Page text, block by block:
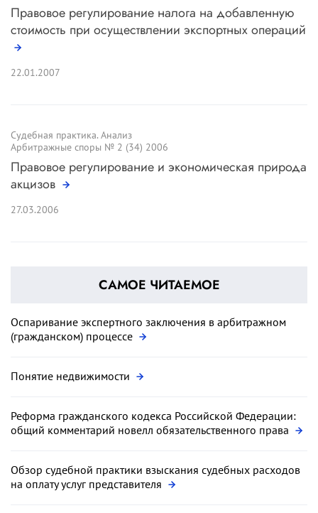
Правовое регулирование налога на добавленную
стоимость при осуществлении экспортных операций
22.01.2007
Судебная практика. Анализ
Арбитражные споры № 2 (34) 2006
Правовое регулирование и экономическая природа
акцизов
27.03.2006
САМОЕ ЧИТАЕМОЕ
Оспаривание экспертного заключения в арбитражном
(гражданском) процессе
Понятие недвижимости
Реформа гражданского кодекса Российской Федерации:
общий комментарий новелл обязательственного права
Обзор судебной практики взыскания судебных расходов
на оплату услуг представителя